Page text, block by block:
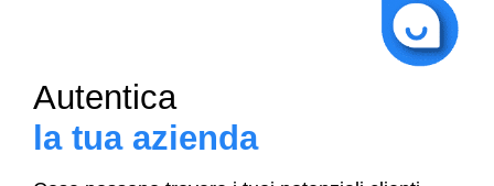
Autentica
la tua azienda